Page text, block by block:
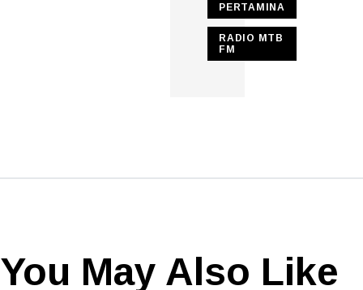
PERTAMINA
RADIO MTB
FM
You May Also Like